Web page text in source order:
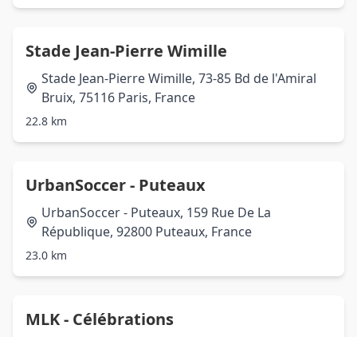
Stade Jean-Pierre Wimille
Stade Jean-Pierre Wimille, 73-85 Bd de l'Amiral
Bruix, 75116 Paris, France
22.8 km
UrbanSoccer - Puteaux
UrbanSoccer - Puteaux, 159 Rue De La
République, 92800 Puteaux, France
23.0 km
MLK - Célébrations